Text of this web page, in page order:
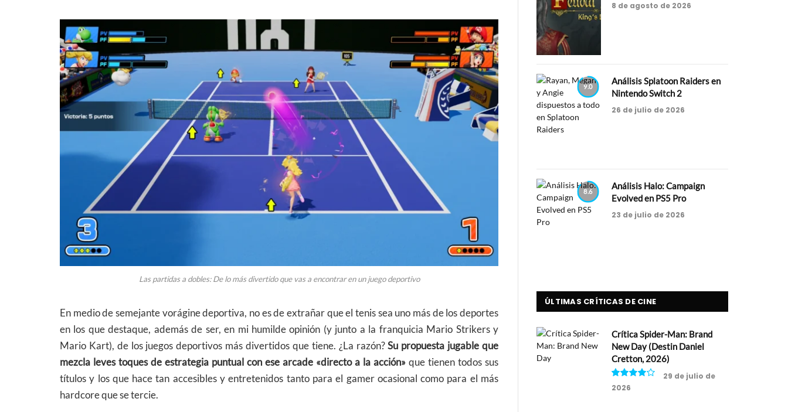
Las partidas a dobles: De lo más divertido que vas a encontrar en un juego deportivo
En medio de semejante vorágine deportiva, no es de extrañar que el tenis sea uno más de los deportes
en los que destaque, además de ser, en mi humilde opinión (y junto a la franquicia Mario Strikers y
Mario Kart), de los juegos deportivos más divertidos que tiene. ¿La razón?Su propuesta jugable que
mezcla leves toques de estrategia puntual con ese arcade «directo a la acción» que tienen todos sus
títulos y los que hace tan accesibles y entretenidos tanto para el gamer ocasional como para el más
hardcore que se tercie.
8 de agosto de 2026
9.0
Análisis Splatoon Raiders en
Nintendo Switch 2
26 de julio de 2026
8.6
Análisis Halo: Campaign
Evolved en PS5 Pro
23 de julio de 2026
ÚLTIMAS CRÍTICAS DE CINE
Crítica Spider-Man: Brand
New Day (Destin Daniel
Cretton, 2026)
8
29 de julio de
2026